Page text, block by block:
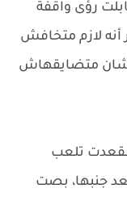
رؤى واقفة
أنه لازم متخافش
متضايقهاش
فقعدت تلعب
جنبها، بصت